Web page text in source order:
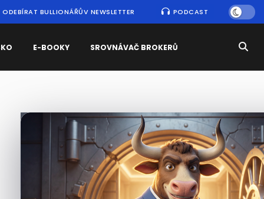
ODEBÍRAT BULLIONÁŘŮV NEWSLETTER PODCAST
E-BOOKY SROVNÁVAČ BROKERŮ
Nejčtenějšízprávy